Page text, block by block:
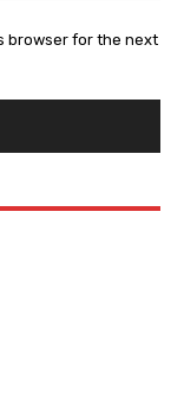
browser for the next